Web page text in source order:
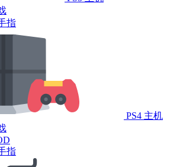
指
PS4 主机
指